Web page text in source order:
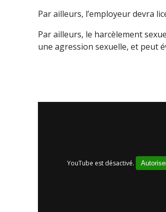
Par ailleurs, l’employeur devra
Par ailleurs, le harcèlement
une agression sexuelle, et peut
YouTube est désactivé.